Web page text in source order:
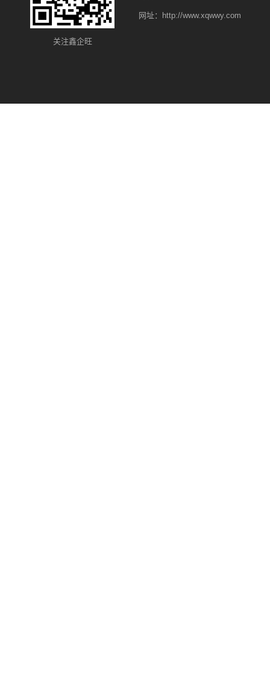
关注鑫企旺
网址：http://www.xqwwy.com